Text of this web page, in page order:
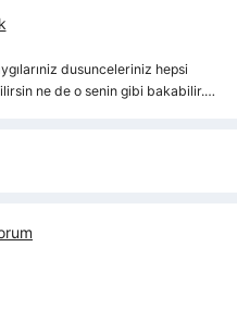
dusunceleriniz hepsi
ne de o senin gibi bakabilir.…